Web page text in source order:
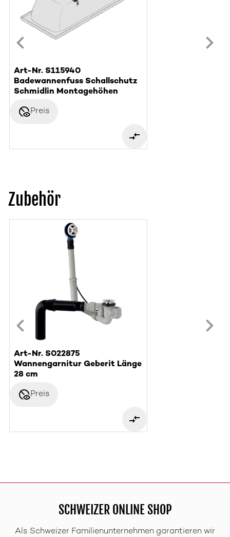
Art-Nr. S115940
Badewannenfuss Schallschutz
Schmidlin Montagehöhen
disabled_visiblePreis
Zubehör
Art-Nr. S022875
Wannengarnitur Geberit Länge
28 cm
disabled_visiblePreis
SCHWEIZER ONLINE SHOP
Als Schweizer Familienunternehmen garantieren wir